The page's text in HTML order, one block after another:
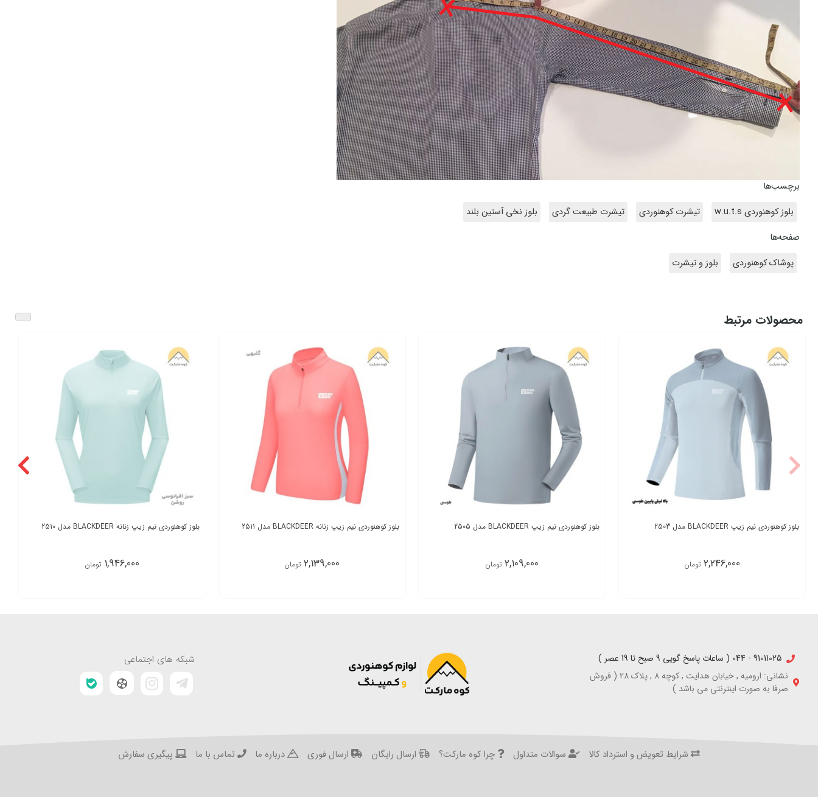
برچسب‌ها
بلوز کوهنوردی w.u.t.s
تیشرت کوهنوردی تیشرت طبیعت گردی
بلوز نخی آستین بلند
صفحه‌ها
پوشاک کوهنوردی
بلوز و تیشرت
محصولات مرتبط
بلوز کوهنوردی نیم زیپ BLACKDEER مدل 2503
2,246,000 تومان
بلوز کوهنوردی نیم زیپ BLACKDEER مدل 2505
2,109,000 تومان
بلوز کوهنوردی نیم زیپ زنانه BLACKDEER مدل 2511
2,139,000 تومان
بلوز کوهنوردی نیم زیپ زنانه BLACKDEER مدل 2510
1,946,000 تومان
91011025 - 044 ( ساعات پاسخ گویی 9 صبح تا 19 عصر )
نشانی: ارومیه , خیابان هدایت , کوچه 8 , پلاک 28 ( فروش
صرفا به صورت اینترنتی می باشد )
شبکه های اجتماعی
شرایط تعویض و استرداد کالا سوالات متداول چرا کوه مارکت؟ ارسال رایگان ارسال فوری درباره ما تماس با ما پیگیری سفارش